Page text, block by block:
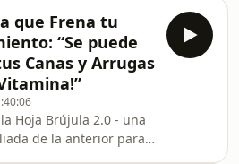
newsletter/
libro totalmente
de Audible:
435yTLc📘 Más de 150
en un libro, "Lo
y Tú no" disponible
d/8ZcVldi¡Bienvenidos
🎙️Episodio de
que Frena tu
“Se puede
Canas y Arrugas
Hoja Brújula 2.0 - una
de la anterior para